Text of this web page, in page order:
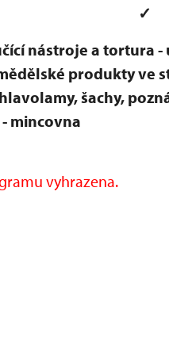
✓
nástroje a tortura -
produkty ve
šachy,
- mincovna
vyhrazena.